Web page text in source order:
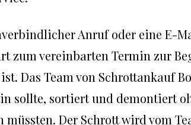
Anruf oder eine E-
zum vereinbarten Termin zur
Das Team von Schrottankauf
sollte, sortiert und demontiert
müssten. Der Schrott wird vom